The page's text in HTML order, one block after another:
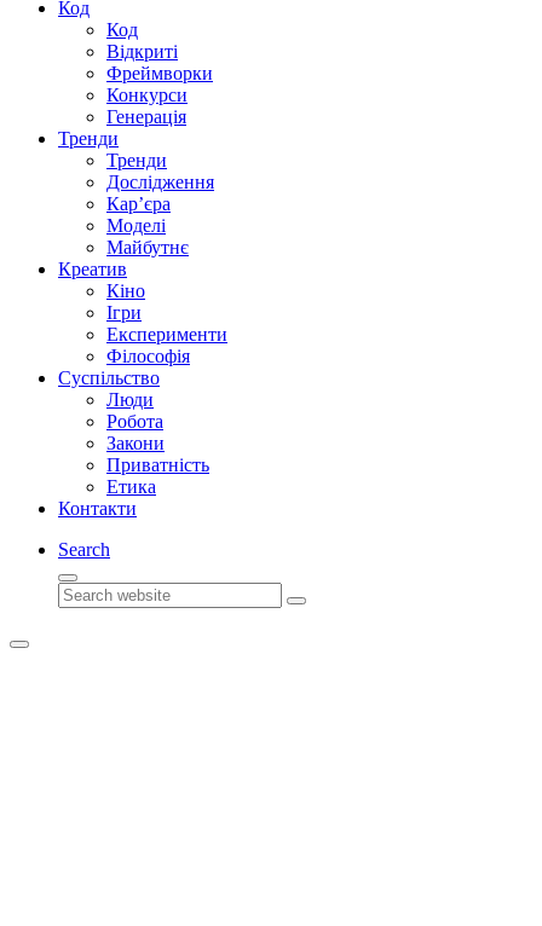
Код
Код
Відкриті
Фреймворки
Конкурси
Генерація
Тренди
Тренди
Дослідження
Кар’єра
Моделі
Майбутнє
Креатив
Кіно
Ігри
Експерименти
Філософія
Суспільство
Люди
Робота
Закони
Приватність
Етика
Контакти
Search
Search